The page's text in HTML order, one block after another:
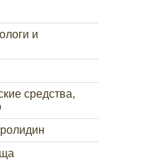
и
средства,